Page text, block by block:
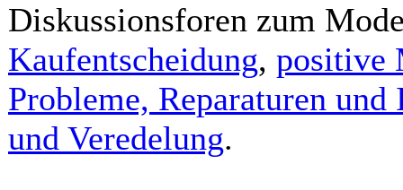
Diskussionsforen zum
Kaufentscheidung, positive
Probleme, Reparaturen und
und Veredelung.